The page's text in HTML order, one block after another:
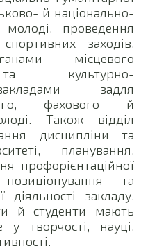
й національно-
молоді, проведення
заходів,
місцевого
культурно-
задля
фахового й
Також відділ
дисципліни та
планування,
профорієнтаційної
та
діяльності закладу.
й студенти мають
у творчості, науці,